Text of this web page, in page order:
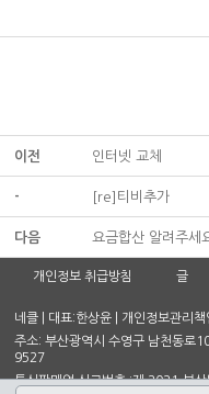
이전 인터넷 교체
- [re]티비추가
다음 요금합산 알려주
개인정보 취급방침 글
네클 | 대표:한상윤 | 개인정보관리
주소: 부산광역시 수영구 남천동
9527
통신판매업 신고번호 :제 2021-부